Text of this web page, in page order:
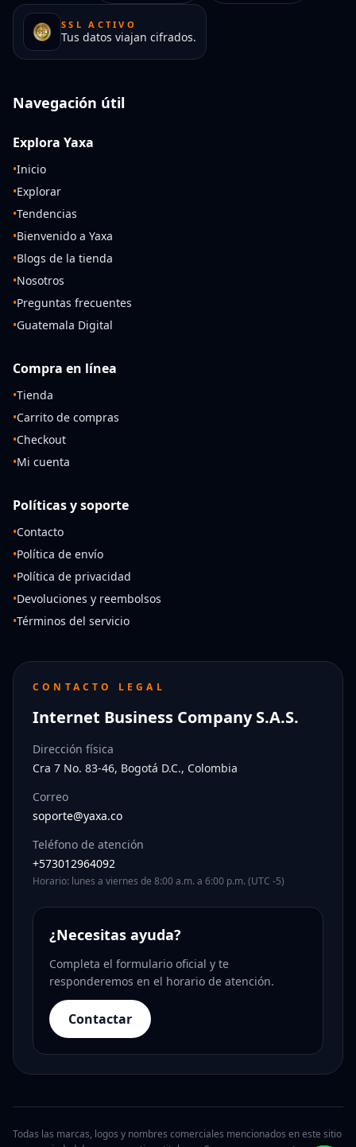
SSL ACTIVO
Tus datos viajan cifrados.
Navegación útil
Explora Yaxa
•Inicio
•Explorar
•Tendencias
•Bienvenido a Yaxa
•Blogs de la tienda
•Nosotros
•Preguntas frecuentes
•Guatemala Digital
Compra en línea
•Tienda
•Carrito de compras
•Checkout
•Mi cuenta
Políticas y soporte
•Contacto
•Política de envío
•Política de privacidad
•Devoluciones y reembolsos
•Términos del servicio
CONTACTO LEGAL
Internet Business Company S.A.S.
Dirección física
Cra 7 No. 83-46, Bogotá D.C., Colombia
Correo
soporte@yaxa.co
Teléfono de atención
+573012964092
Horario: lunes a viernes de 8:00 a.m. a 6:00 p.m. (UTC -5)
¿Necesitas ayuda?
Completa el formulario oficial y te
responderemos en el horario de atención.
Contactar
Todas las marcas, logos y nombres comerciales mencionados en este sitio